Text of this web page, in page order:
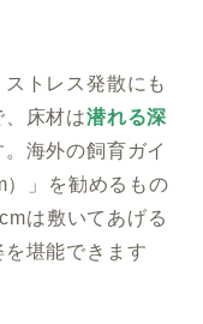
トレス発散にも
床材は潜れる深
海外の飼育ガイ
）」を勧めるもの
は敷いてあげる
堪能できます